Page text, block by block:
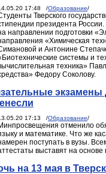
17:48 /Образование/
Тверского
президента
направлении подготовки
«Химическая
и Антонине
системы и
техника»
Федору Соколову.
экзамены
17:13 /Образование/
отменило
и математике. Что же
поступать в вузы.
выставят на основе
на 13 мая в